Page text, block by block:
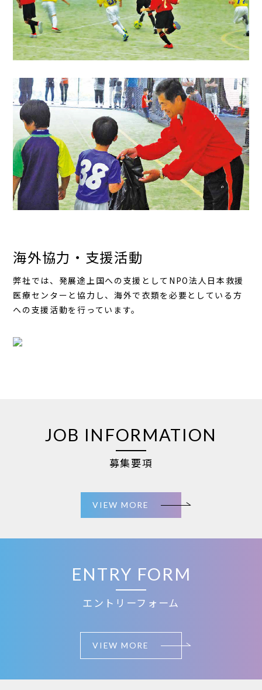
海外協力・支援活動
弊社では、発展途上国への支援としてNPO法人日本救援
医療センターと協力し、海外で衣類を必要としている方
への支援活動を行っています。
JOB INFORMATION
募集要項
VIEW MORE
ENTRY FORM
エントリーフォーム
VIEW MORE